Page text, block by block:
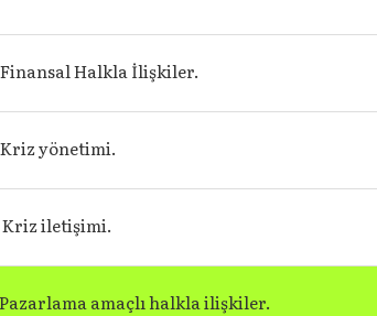
Finansal Halkla İlişkiler.
Kriz yönetimi.
Kriz iletişimi.
Pazarlama amaçlı halkla ilişkiler.